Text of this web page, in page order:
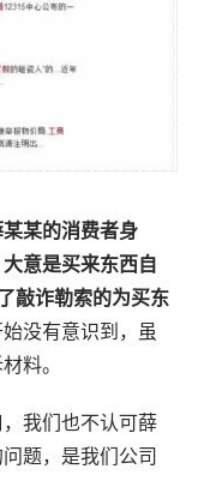
某的消费者身
意是买来东西自
敲诈勒索的为买东
没有意识到，虽
料。
我们也不认可薛
题，是我们公司